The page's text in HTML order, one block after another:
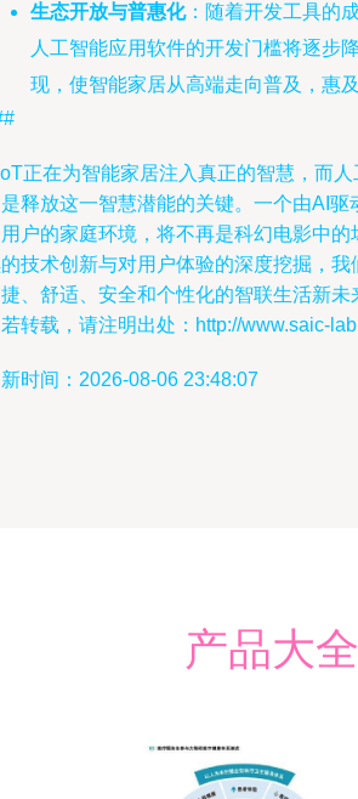
生态开放与普惠化：随着开发工具的
人工智能应用软件的开发门槛将逐步
现，使智能家居从高端走向普及，惠
正在为智能家居注入真正的智慧，而
释放这一智慧潜能的关键。一个由AI驱
户的家庭环境，将不再是科幻电影中
技术创新与对用户体验的深度挖掘，
、舒适、安全和个性化的智联生活新未
转载，请注明出处：http://www.saic-
时间：2026-08-06 23:48:07
产品大全